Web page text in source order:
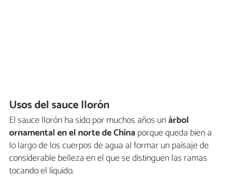
Usos del sauce llorón
El sauce llorón ha sido por muchos años unárbol
ornamental en el norte de Chinaporque queda bien a
lo largo de los cuerpos de agua al formar un paisaje de
considerable belleza en el que se distinguen las ramas
tocando el líquido.